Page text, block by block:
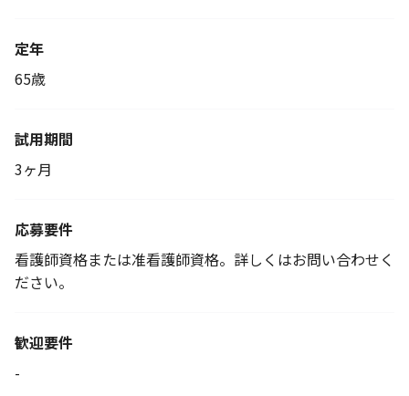
定年
65歳
試用期間
3ヶ月
応募要件
看護師資格または准看護師資格。詳しくはお問い合わせく
ださい。
歓迎要件
-